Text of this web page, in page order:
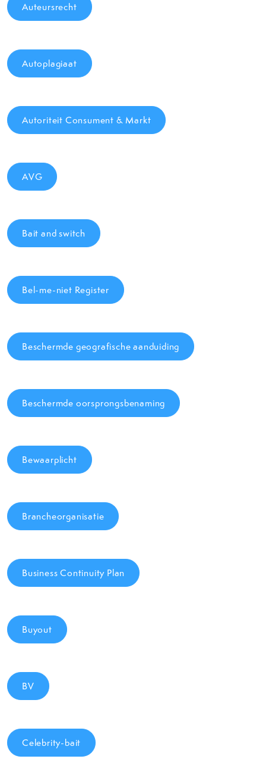
Auteursrecht
Autoplagiaat
Autoriteit Consument & Markt
AVG
Bait and switch
Bel-me-niet Register
Beschermde geografische aanduiding
Beschermde oorsprongsbenaming
Bewaarplicht
Brancheorganisatie
Business Continuity Plan
Buyout
BV
Celebrity-bait